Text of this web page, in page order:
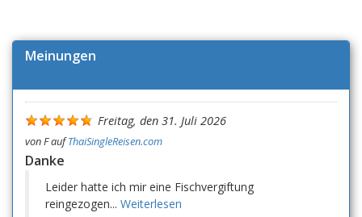
Meinungen
Freitag, den 31. Juli 2026
vonFaufThaiSingleReisen.com
Danke
Leider hatte ich mir eine Fischvergiftung
reingezogen... Weiterlesen